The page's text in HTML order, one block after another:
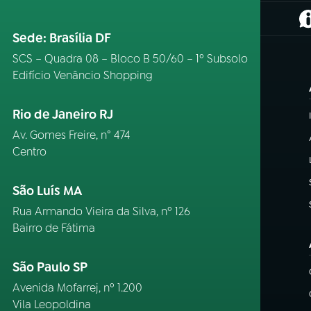
Sede: Brasília DF
SCS – Quadra 08 – Bloco B 50/60 – 1º Subsolo
Edifício Venâncio Shopping
Rio de Janeiro RJ
Av. Gomes Freire, n° 474
Centro
São Luís MA
Rua Armando Vieira da Silva, nº 126
Bairro de Fátima
São Paulo SP
Avenida Mofarrej, nº 1.200
Vila Leopoldina